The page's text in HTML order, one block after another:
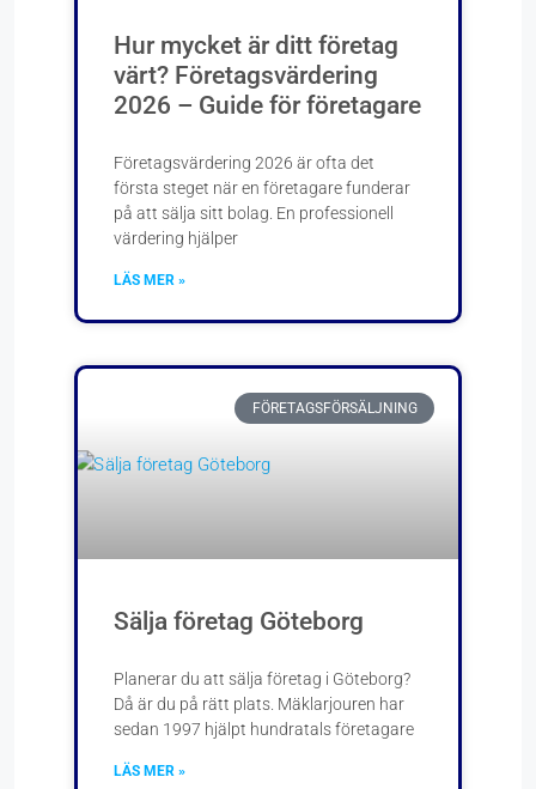
Hur mycket är ditt företag
värt? Företagsvärdering
2026 – Guide för företagare
Företagsvärdering 2026 är ofta det
första steget när en företagare funderar
på att sälja sitt bolag. En professionell
värdering hjälper
LÄS MER »
FÖRETAGSFÖRSÄLJNING
Sälja företag Göteborg
Planerar du att sälja företag i Göteborg?
Då är du på rätt plats. Mäklarjouren har
sedan 1997 hjälpt hundratals företagare
LÄS MER »